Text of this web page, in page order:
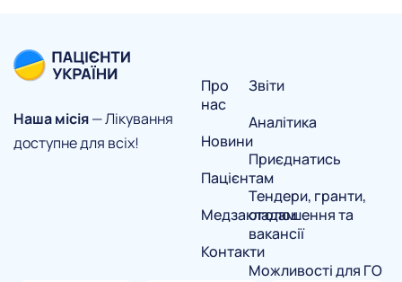
Наша місія— Лікування
доступне для всіх!
Про
нас
Новини
Пацієнтам
Медзакладам
Контакти
Звіти
Аналітика
Приєднатись
Тендери, гранти,
оголошення та
вакансії
Можливості для ГО